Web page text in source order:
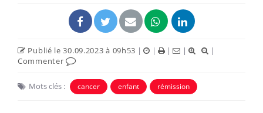
Publié le 30.09.2023 à 09h53 | | | |
|
Commenter
Mots clés : cancer enfant rémission